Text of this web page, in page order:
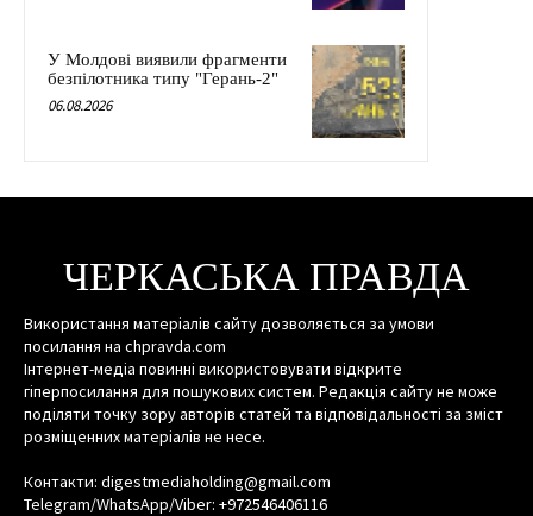
У Молдові виявили фрагменти
безпілотника типу "Герань-2"
06.08.2026
ЧЕРКАСЬКА ПРАВДА
Використання матеріалів сайту дозволяється за умови
посилання на chpravda.com
Інтернет-медіа повинні використовувати відкрите
гіперпосилання для пошукових систем. Редакція сайту не може
поділяти точку зору авторів статей та відповідальності за зміст
розміщенних матеріалів не несе.
Контакти: digestmediaholding@gmail.com
Telegram/WhatsApp/Viber: +972546406116